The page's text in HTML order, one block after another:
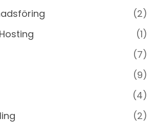
(2)
(1)
(7)
(9)
(4)
(2)